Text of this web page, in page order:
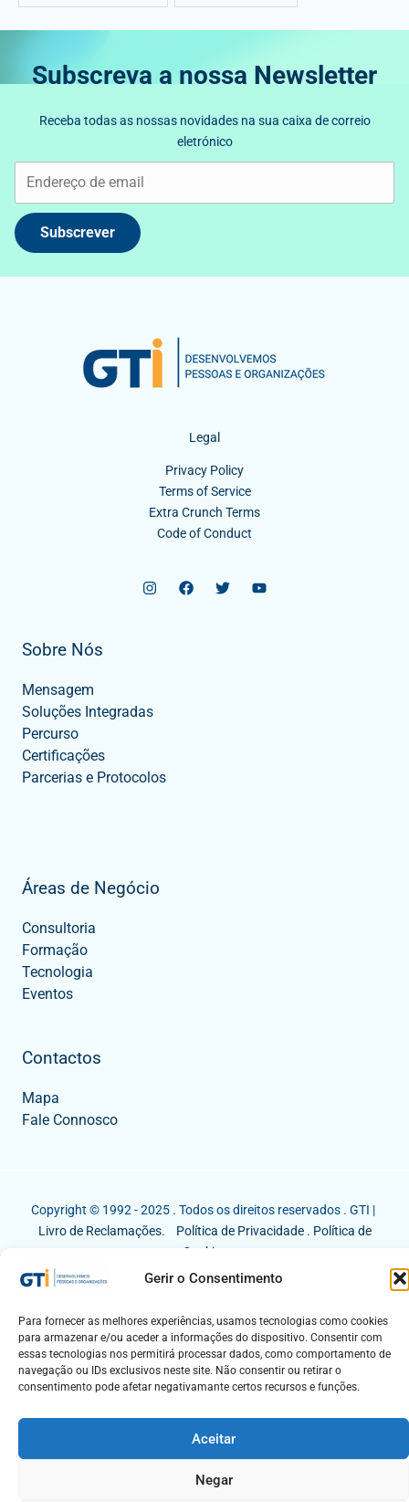
Gerir o Consentimento
Para fornecer as melhores experiências, usamos tecnologias como cookies
para armazenar e/ou aceder a informações do dispositivo. Consentir com
essas tecnologias nos permitirá processar dados, como comportamento de
navegação ou IDs exclusivos neste site. Não consentir ou retirar o
consentimento pode afetar negativamante certos recursos e funções.
Aceitar
Negar
Subscreva a nossa Newsletter
Receba todas as nossas novidades na sua caixa de correio
eletrónico
Subscrever
Legal
Privacy Policy
Terms of Service
Extra Crunch Terms
Code of Conduct
Sobre Nós
Mensagem
Soluções Integradas
Percurso
Certificações
Parcerias e Protocolos
Áreas de Negócio
Consultoria
Formação
Tecnologia
Eventos
Contactos
Mapa
Fale Connosco
Copyright © 1992 - 2025 . Todos os direitos reservados . GTI |
Livro de Reclamações.
Política de Privacidade. Política de
Cookies